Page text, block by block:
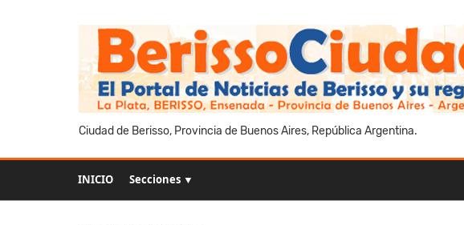
Ciudad de Berisso, Provincia de Buenos Aires, República Argentina.
INICIO Secciones ▼